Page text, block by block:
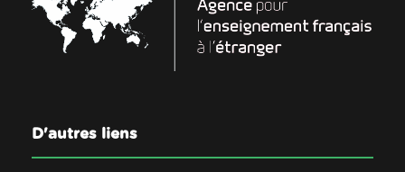
D'autres liens